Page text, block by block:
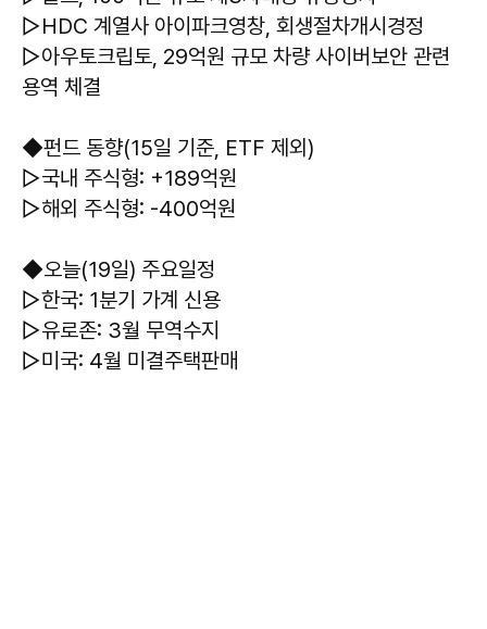
▷HDC 계열사 아이파크영창, 회생절차개시경정
▷아우토크립토, 29억원 규모 차량 사이버보안 관련
용역 체결
◆펀드 동향(15일 기준, ETF 제외)
▷국내 주식형: +189억원
▷해외 주식형: -400억원
◆오늘(19일) 주요일정
▷한국: 1분기 가계 신용
▷유로존: 3월 무역수지
▷미국: 4월 미결주택판매